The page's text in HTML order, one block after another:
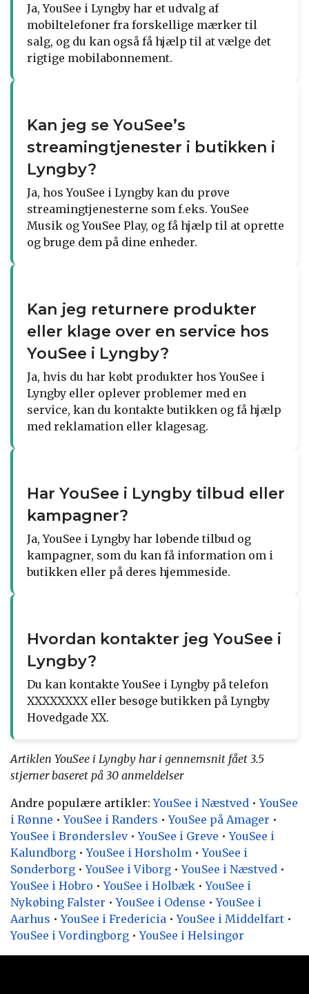
Ja, YouSee i Lyngby har et udvalg af
mobiltelefoner fra forskellige mærker til
salg, og du kan også få hjælp til at vælge det
rigtige mobilabonnement.
Kan jeg se YouSee’s
streamingtjenester i butikken i
Lyngby?
Ja, hos YouSee i Lyngby kan du prøve
streamingtjenesterne som f.eks. YouSee
Musik og YouSee Play, og få hjælp til at oprette
og bruge dem på dine enheder.
Kan jeg returnere produkter
eller klage over en service hos
YouSee i Lyngby?
Ja, hvis du har købt produkter hos YouSee i
Lyngby eller oplever problemer med en
service, kan du kontakte butikken og få hjælp
med reklamation eller klagesag.
Har YouSee i Lyngby tilbud eller
kampagner?
Ja, YouSee i Lyngby har løbende tilbud og
kampagner, som du kan få information om i
butikken eller på deres hjemmeside.
Hvordan kontakter jeg YouSee i
Lyngby?
Du kan kontakte YouSee i Lyngby på telefon
XXXXXXXX eller besøge butikken på Lyngby
Hovedgade XX.
Artiklen YouSee i Lyngby har i gennemsnit fået 3.5
stjerner baseret på 30 anmeldelser
Andre populære artikler:YouSee i Næstved •YouSee
i Rønne •YouSee i Randers •YouSee på Amager •
YouSee i Brønderslev•YouSee i Greve •YouSee i
Kalundborg •YouSee i Hørsholm •YouSee i
Sønderborg •YouSee i Viborg •YouSee i Næstved •
YouSee i Hobro •YouSee i Holbæk •YouSee i
Nykøbing Falster •YouSee i Odense •YouSee i
Aarhus •YouSee i Fredericia •YouSee i Middelfart •
YouSee i Vordingborg •YouSee i Helsingør